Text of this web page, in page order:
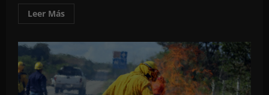
Leer MásLeer
más
las
actividades
con
motivo
del